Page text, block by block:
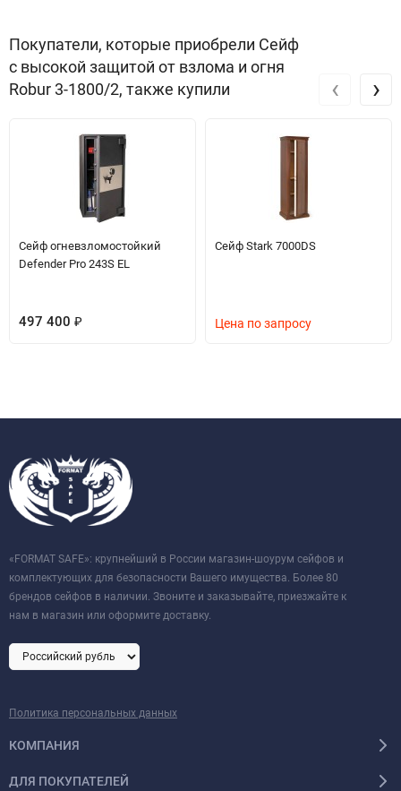
Звоните по телефону +7 495 220 33 01
Покупатели, которые приобрели Сейф
с высокой защитой от взлома и огня
Robur 3-1800/2, также купили
Сейф огневзломостойкий
Defender Pro 243S EL
497 400 ₽
Сейф Stark 7000DS
Цена по запросу
‹ ›
«FORMAT SAFE»: крупнейший в России магазин-шоурум сейфов и
комплектующих для безопасности Вашего имущества. Более 80
брендов сейфов в наличии. Звоните и заказывайте, приезжайте к
нам в магазин или оформите доставку.
Политика персональных данных
КОМПАНИЯ
ДЛЯ ПОКУПАТЕЛЕЙ